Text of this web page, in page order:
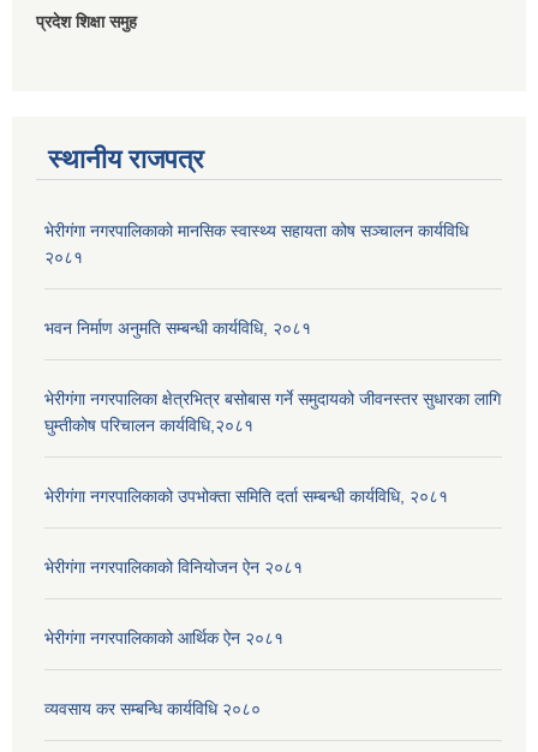
प्रदेश शिक्षा समुह
स्थानीय राजपत्र
भेरीगंगा नगरपालिकाको मानसिक स्वास्थ्य सहायता कोष सञ्चालन कार्यविधि
२०८१
भवन निर्माण अनुमति सम्बन्धी कार्यविधि, २०८१
भेरीगंगा नगरपालिका क्षेत्रभित्र बसोबास गर्ने समुदायको जीवनस्तर सुधारका लागि
घुम्तीकोष परिचालन कार्यविधि,२०८१
भेरीगंगा नगरपालिकाको उपभोक्ता समिति दर्ता सम्बन्धी कार्यविधि, २०८१
भेरीगंगा नगरपालिकाको विनियोजन ऐन २०८१
भेरीगंगा नगरपालिकाको आर्थिक ऐन २०८१
व्यवसाय कर सम्बन्धि कार्यविधि २०८०